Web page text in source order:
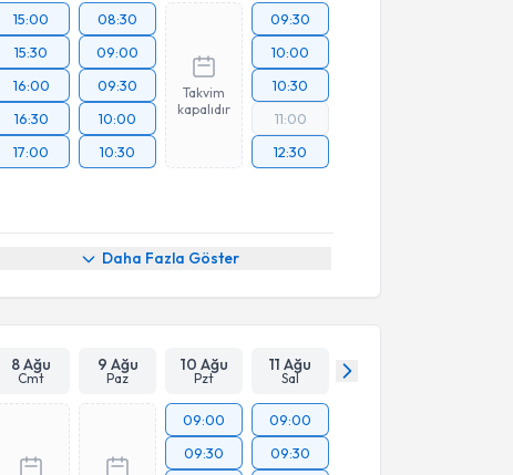
15:00
15:30
16:00
16:30
17:00
08:30
09:00
09:30
10:00
10:30
Takvim
kapalıdır
09:30
10:00
10:30
11:00
12:30
Daha Fazla Göster
8 Ağu
Cmt
9 Ağu
Paz
10 Ağu
Pzt
11 Ağu
Sal
09:00
09:30
09:00
09:30